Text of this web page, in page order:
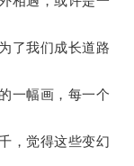
了我们成长道路
一幅画，每一个
，觉得这些变幻